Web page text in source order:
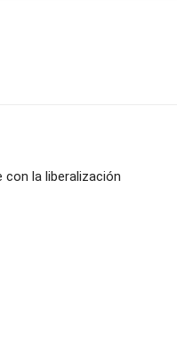
la liberalización